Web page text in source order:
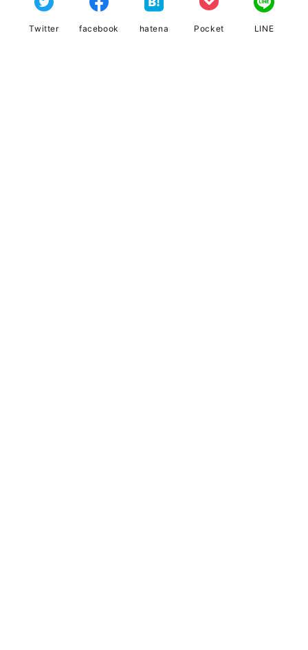
Twitter facebook hatena Pocket LINE